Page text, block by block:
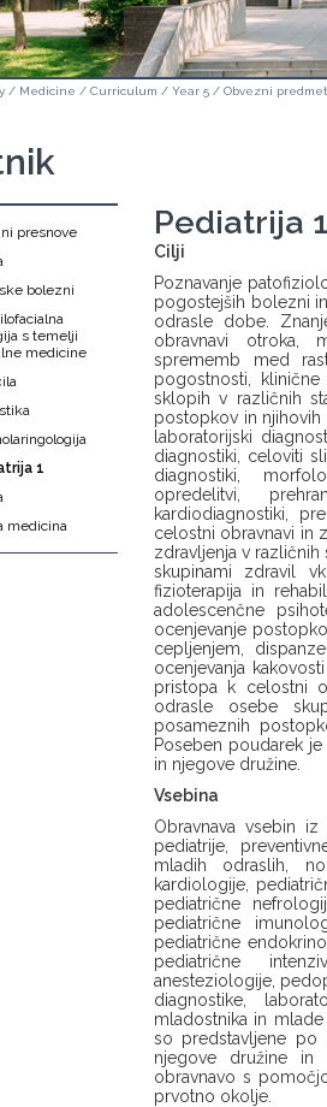
/ Medicine / Curriculum / Year 5 / Obvezni
presnove
bolezni
s temelji
medicine
1
medicina
Pediatrija 1
Cilji
Poznavanje
pogostejših bolezni
odrasle dobe.
obravnavi otroka,
sprememb med
pogostnosti,
sklopih v različnih
postopkov in
laboratorijski
diagnostiki, celoviti
diagnostiki,
opredelitvi,
kardiodiagnostiki,
celostni obravnavi in
zdravljenja v
skupinami zdravil
fizioterapija in
adolescenčne
ocenjevanje
cepljenjem,
ocenjevanja
pristopa k celostni
odrasle osebe
posameznih
Poseben poudarek
in njegove družine.
Vsebina
Obravnava vsebin
pediatrije,
mladih odraslih,
kardiologije,
pediatrične
pediatrične
pediatrične
pediatrične
anesteziologije,
diagnostike,
mladostnika in
so predstavljene po
njegove družine in
obravnavo s
prvotno okolje.